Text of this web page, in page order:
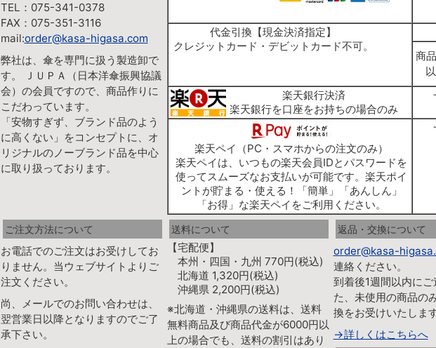
TEL：075-341-0378
FAX：075-351-3116
mail:order@kasa-higasa.com
弊社は、傘を専門に扱う製造卸で
す。 ＪＵＰＡ（日本洋傘振興協議
会）の会員ですので、商品作りに
こだわっています。
「安物すぎず、ブランド品のよう
に高くない」をコンセプトに、オ
リジナルのノーブランド品を中心
に取り扱っております。
代金引換【現金決済指定】
クレジットカード・デビットカード不可。
商
楽天銀行決済
楽天銀行を口座をお持ちの場合のみ
楽天ペイ（PC・スマホからの注文のみ）
楽天ペイは、いつもの楽天会員IDとパスワードを
使ってスムーズなお支払いが可能です。楽天ポイ
ントが貯まる・使える！「簡単」「あんしん」
「お得」な楽天ペイをご利用ください。
ご注文方法について
お電話でのご注文はお受けしてお
りません。当ウェブサイトよりご
注文ください。
尚、メールでのお問い合わせは、
翌営業日以降となりますのでご了
承下さい。
送料について
【宅配便】
本州・四国・九州 770円(税込)
北海道 1,320円(税込)
沖縄県 2,200円(税込)
※北海道・沖縄県の送料は、送料
無料商品及び商品代金が6000円以
上の場合でも、送料の割引はあり
返品・交換について
order@kasa-
連絡ください。
到着後1週間以内に
た、未使用の商品の
換をお受けいたします
→詳しくはこちらへ